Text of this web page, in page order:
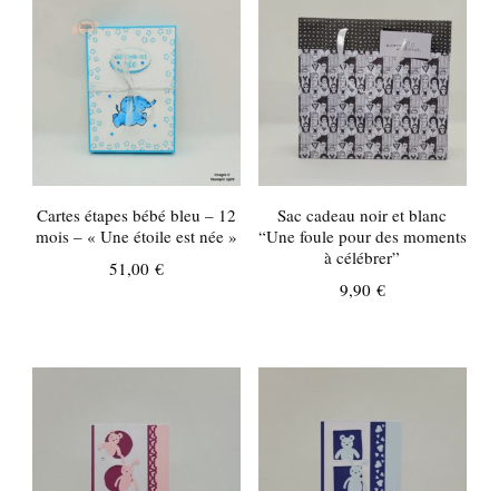
Cartes étapes bébé bleu – 12
mois – « Une étoile est née »
51,00€
Sac cadeau noir et blanc
“Une foule pour des moments
à célébrer”
9,90 €